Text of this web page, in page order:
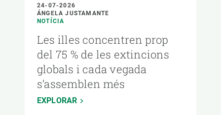
24-07-2026
ÁNGELA JUSTAMANTE
NOTÍCIA
Les illes concentren prop
del 75 % de les extincions
globals i cada vegada
s’assemblen més
EXPLORAR